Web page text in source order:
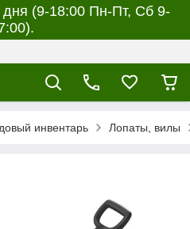
дня (9-18:00 Пн-Пт, Сб 9-
инвентарь Лопаты, вилы